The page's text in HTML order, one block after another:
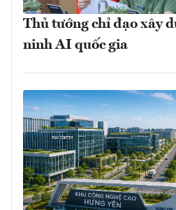
Thủ tướng chỉ đạo xây
ninh AI quốc gia